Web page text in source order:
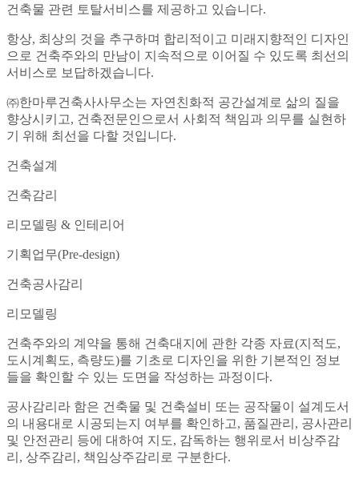
건축물 관련 토탈서비스를 제공하고 있습니다.
항상, 최상의 것을 추구하며 합리적이고 미래지향적인 디자인
으로 건축주와의 만남이 지속적으로 이어질 수 있도록 최선의
서비스로 보답하겠습니다.
㈜한마루건축사사무소는 자연친화적 공간설계로 삶의 질을
향상시키고, 건축전문인으로서 사회적 책임과 의무를 실현하
기 위해 최선을 다할 것입니다.
건축설계
건축감리
리모델링 & 인테리어
기획업무(Pre-design)
건축공사감리
리모델링
건축주와의 계약을 통해 건축대지에 관한 각종 자료(지적도,
도시계획도, 측량도)를 기초로 디자인을 위한 기본적인 정보
들을 확인할 수 있는 도면을 작성하는 과정이다.
공사감리라 함은 건축물 및 건축설비 또는 공작물이 설계도서
의 내용대로 시공되는지 여부를 확인하고, 품질관리, 공사관리
및 안전관리 등에 대하여 지도, 감독하는 행위로서 비상주감
리, 상주감리, 책임상주감리로 구분한다.